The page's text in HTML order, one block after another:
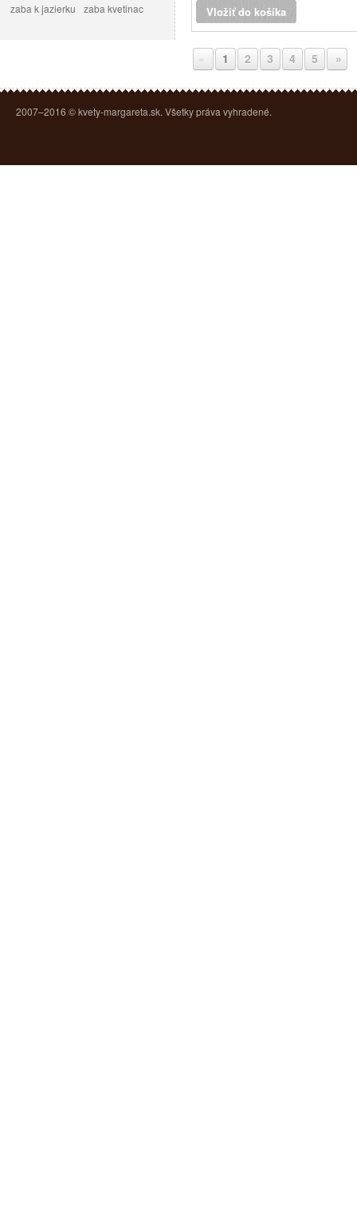
zaba k jazierku
zaba kvetinac Vložiť do košíka
« 1 2 3 4 5 »
2007–2016 © kvety-margareta.sk. Všetky práva vyhradené.